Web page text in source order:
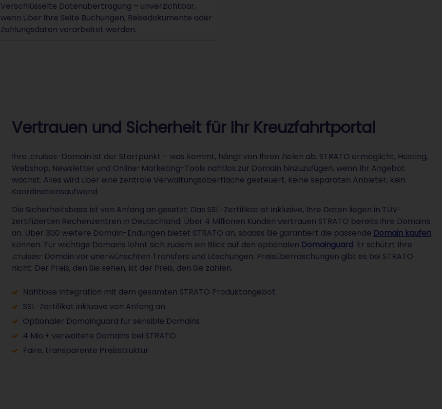
Verschlüsselte Datenübertragung – unverzichtbar,
wenn über Ihre Seite Buchungen, Reisedokumente oder
Zahlungsdaten verarbeitet werden.
Vertrauen und Sicherheit für Ihr Kreuzfahrtportal
Ihre .cruises-Domain ist der Startpunkt – was kommt, hängt von Ihren Zielen ab. STRATO ermöglicht, Hosting,
Webshop, Newsletter und Online-Marketing-Tools nahtlos zur Domain hinzuzufügen, wenn Ihr Angebot
wächst. Alles wird über eine zentrale Verwaltungsoberfläche gesteuert, keine separaten Anbieter, kein
Koordinationsaufwand.
Die Sicherheitsbasis ist von Anfang an gesetzt: Das SSL-Zertifikat ist inklusive, Ihre Daten liegen in TÜV-
zertifizierten Rechenzentren in Deutschland. Über 4 Millionen Kunden vertrauen STRATO bereits ihre Domains
an. Über 300 weitere Domain-Endungen bietet STRATO an, sodass Sie garantiert die passende Domain kaufen
können. Für wichtige Domains lohnt sich zudem ein Blick auf den optionalen Domainguard. Er schützt Ihre
.cruises-Domain vor unerwünschten Transfers und Löschungen. Preisüberraschungen gibt es bei STRATO
nicht: Der Preis, den Sie sehen, ist der Preis, den Sie zahlen.
Nahtlose Integration mit dem gesamten STRATO Produktangebot
SSL-Zertifikat inklusive von Anfang an
Optionaler Domainguard für sensible Domains
4 Mio.+ verwaltete Domains bei STRATO
Faire, transparente Preisstruktur